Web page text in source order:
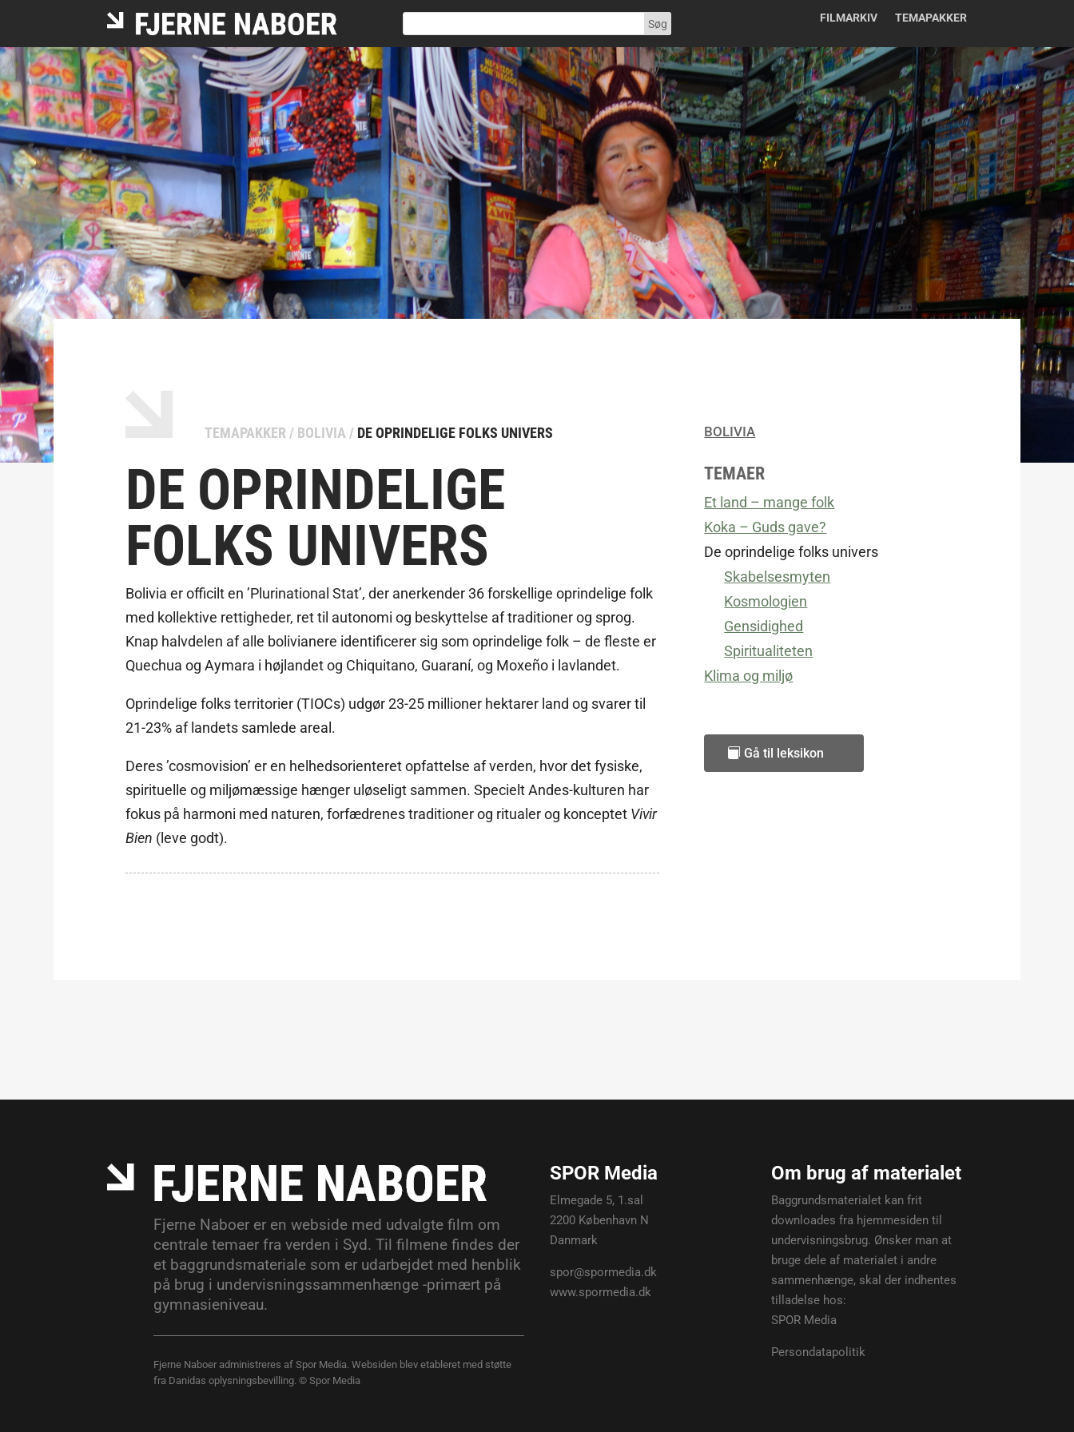
FILMARKIV TEMAPAKKER
TEMAPAKKER / BOLIVIA / DE OPRINDELIGE FOLKS UNIVERS BOLIVIA
DE OPRINDELIGE
FOLKS UNIVERS
Bolivia er officilt en ’Plurinational Stat’, der anerkender 36 forskellige oprindelige folk
med kollektive rettigheder, ret til autonomi og beskyttelse af traditioner og sprog.
Knap halvdelen af alle bolivianere identificerer sig som oprindelige folk – de fleste er
Quechua og Aymara i højlandet og Chiquitano, Guaraní, og Moxeño i lavlandet.
Oprindelige folks territorier (TIOCs) udgør 23-25 millioner hektarer land og svarer til
21-23% af landets samlede areal.
Deres ’cosmovision’ er en helhedsorienteret opfattelse af verden, hvor det fysiske,
spirituelle og miljømæssige hænger uløseligt sammen. Specielt Andes-kulturen har
fokus på harmoni med naturen, forfædrenes traditioner og ritualer og konceptet Vivir
Bien (leve godt).
TEMAER
Et land – mange folk
Koka – Guds gave?
De oprindelige folks univers
Skabelsesmyten
Kosmologien
Gensidighed
Spiritualiteten
Klima og miljø
Gå til leksikon
Fjerne Naboer er en webside med udvalgte film om
centrale temaer fra verden i Syd. Til filmene findes der
et baggrundsmateriale som er udarbejdet med henblik
på brug i undervisningssammenhænge -primært på
gymnasieniveau.
Fjerne Naboer administreres af Spor Media. Websiden blev etableret med støtte
fra Danidas oplysningsbevilling. © Spor Media
SPOR Media
Elmegade 5, 1.sal
2200 København N
Danmark
spor@spormedia.dk
www.spormedia.dk
Om brug af materialet
Baggrundsmaterialet kan frit
downloades fra hjemmesiden til
undervisningsbrug. Ønsker man at
bruge dele af materialet i andre
sammenhænge, skal der indhentes
tilladelse hos:
SPOR Media
Persondatapolitik